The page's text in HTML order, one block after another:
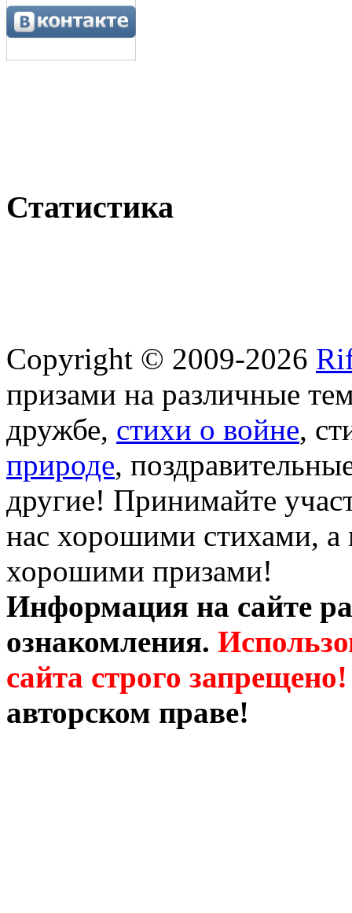
Статистика
Copyright © 2009-2026
призами на различные
дружбе, стихи о войне,
природе,
другие! Принимайте
нас хорошими стихами, а
хорошими призами!
Информация на сайте
ознакомления.
сайта строго запрещено!
авторском праве!